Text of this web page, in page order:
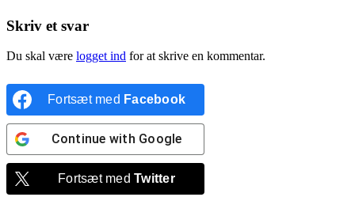
Skriv et svar
Du skal være logget ind for at skrive en kommentar.
Fortsæt med Facebook
Continue with Google
Fortsæt medTwitter